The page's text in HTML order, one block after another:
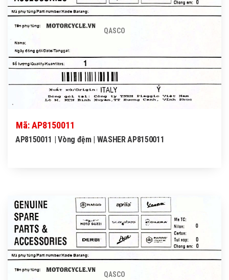
QASCO
Mã: AP8150011
AP8150011 | Vòng đệm | WASHER AP8150011
QASCO